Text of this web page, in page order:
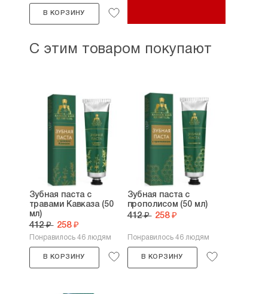
В КОРЗИНУ
С этим товаром покупают
Зубная паста с
травами Кавказа (50
мл)
412 ₽ 258 ₽
Понравилось 46 людям
В КОРЗИНУ
Зубная паста с
прополисом (50 мл)
412 ₽ 258 ₽
Понравилось 46 людям
В КОРЗИНУ